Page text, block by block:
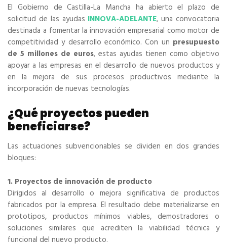
El Gobierno de Castilla-La Mancha ha abierto el plazo de
solicitud de las ayudas INNOVA-ADELANTE, una convocatoria
destinada a fomentar la innovación empresarial como motor de
competitividad y desarrollo económico. Con un presupuesto
de 5 millones de euros, estas ayudas tienen como objetivo
apoyar a las empresas en el desarrollo de nuevos productos y
en la mejora de sus procesos productivos mediante la
incorporación de nuevas tecnologías.
¿Qué proyectos pueden
beneficiarse?
Las actuaciones subvencionables se dividen en dos grandes
bloques:
1. Proyectos de innovación de producto
Dirigidos al desarrollo o mejora significativa de productos
fabricados por la empresa. El resultado debe materializarse en
prototipos, productos mínimos viables, demostradores o
soluciones similares que acrediten la viabilidad técnica y
funcional del nuevo producto.